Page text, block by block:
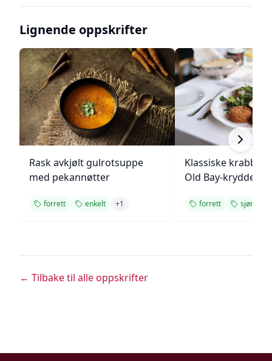
Lignende oppskrifter
Rask avkjølt gulrotsuppe
med pekannøtter
forrett enkelt +1
Klassiske
Old Bay-krydder
forrett sjømat
← Tilbake til alle oppskrifter